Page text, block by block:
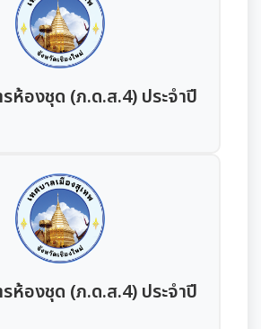
งวัฒนธรรมองค์กร
รดำเนินการตามแผนการส่งเสริมวินัย
จสอบการใช้ดุลยพินิจ
การเมืองการต่อต้านการทุจริตของผู้
ารป้องกันและต่อต้านการทุจริตคอร์ชั่น
แพร่ข้อมูลสาธารณะ
รตรวจสอบงบการเงิน
คุณธรรมและการป้องกันการทุจริต
ประชุมพนักงาน
พันธุกรรมพืชฯ
กปักทรัพยากรท้องถิ่น
ปลูกปักรักษาทรัพยากรท้องถิ่น
ศูนย์ข้อมูลทรัพยากรท้องถิ่น
กษ์และใช้ประโยชน์จากทรัพยากรท้องถิ่น
นุนในการอนุรักษ์และจัดทำฐาน
รสิ่งแวดล้อม
ล้อมยั่งยืน
ภายใน
ยใน
มเสี่ยง
ระชุมสภาเทศบาล
มสภาฯ
และการท่องเที่ยว
ที่ยว
นธ์
ห้องชุด (ภ.ด.ส.4) ประจำปี
ห้องชุด (ภ.ด.ส.4) ประจำปี